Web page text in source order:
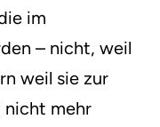
im
– nicht, weil
weil sie zur
nicht mehr